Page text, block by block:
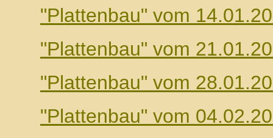
"Plattenbau" vom
"Plattenbau" vom
"Plattenbau" vom
"Plattenbau" vom